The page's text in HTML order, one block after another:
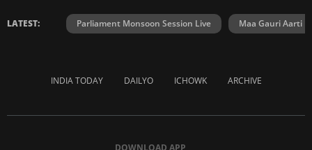
LATEST: Parliament Monsoon Session Live Maa Gauri Aarti
INDIA TODAY DAILYO ICHOWK ARCHIVE
DOWNLOAD APP